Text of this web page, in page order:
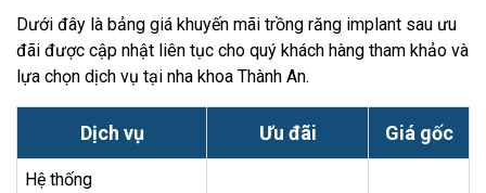
Dưới đây là bảng giá khuyến mãi trồng răng implant sau ưu
đãi được cập nhật liên tục cho quý khách hàng tham khảo và
lựa chọn dịch vụ tại nha khoa Thành An.
Dịch vụ Ưu đãi Giá gốc
Hệ thống